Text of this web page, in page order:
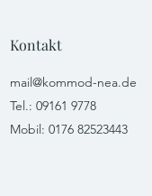
Kontakt
mail@kommod-nea.de
Tel.: ​09161 9778
Mobil: 0176 82523443